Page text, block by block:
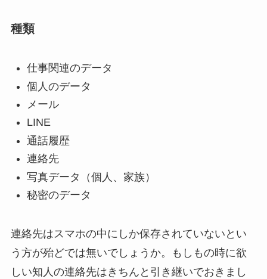
種類
仕事関連のデータ
個人のデータ
メール
LINE
通話履歴
連絡先
写真データ（個人、家族）
秘密のデータ
連絡先はスマホの中にしか保存されていないとい
う方が殆どでは無いでしょうか。もしもの時に欲
しい知人の連絡先はきちんと引き継いでおきまし